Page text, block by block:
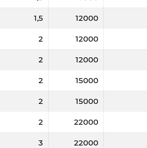
1,5 12000
2 12000
2 12000
2 15000
2 15000
2 22000
3 22000